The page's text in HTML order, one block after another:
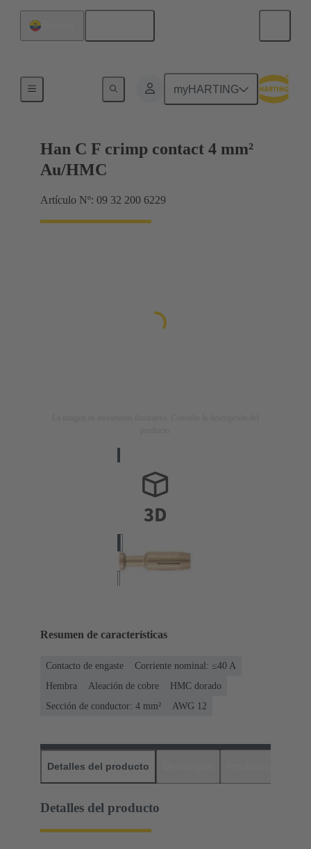
myHARTING
Han C F crimp contact 4 mm²
Au/HMC
Artículo Nº: 09 32 200 6229
Resumen de características
Contacto de engaste
Corriente nominal: ≤40 A
Hembra
Aleación de cobre
HMC dorado
Sección de conductor: 4 mm²
AWG 12
Detalles del producto
Detalles del producto